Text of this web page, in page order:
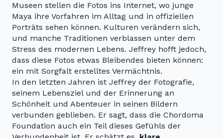
Museen stellen die Fotos ins Internet, wo junge
Maya ihre Vorfahren im Alltag und in offiziellen
Porträts sehen können. Kulturen verändern sich,
und manche Traditionen verblassen unter dem
Stress des modernen Lebens. Jeffrey hofft jedoch,
dass diese Fotos etwas Bleibendes bieten können:
ein mit Sorgfalt erstelltes Vermächtnis.
In den letzten Jahren ist Jeffrey der Fotografie,
seinem Lebensziel und der Erinnerung an
Schönheit und Abenteuer in seinen Bildern
verbunden geblieben. Er sagt, dass die Chordoma
Foundation auch ein Teil dieses Gefühls der